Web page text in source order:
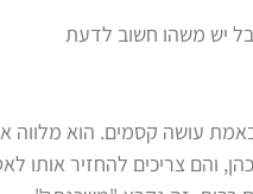
יש משהו חשוב לדעת
עושה קסמים. הוא מלווה
והם צריכים להחזיר אותו